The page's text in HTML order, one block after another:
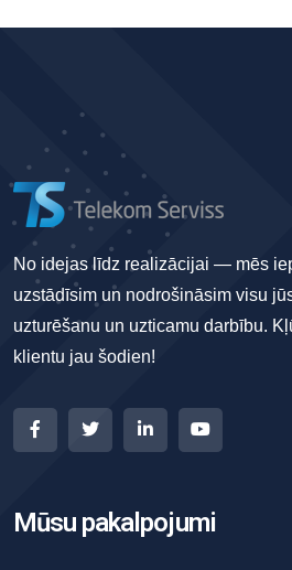
No idejas līdz realizācijai — mēs
uzstādīsim un nodrošināsim visu
uzturēšanu un uzticamu darbību.
klientu jau šodien!
Mūsu pakalpojumi